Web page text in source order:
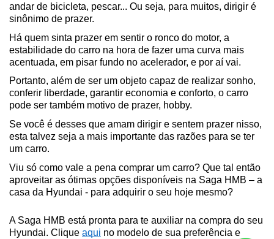
andar de bicicleta, pescar... Ou seja, para muitos, dirigir é
sinônimo de prazer.
Há quem sinta prazer em sentir o ronco do motor, a
estabilidade do carro na hora de fazer uma curva mais
acentuada, em pisar fundo no acelerador, e por aí vai.
Portanto, além de ser um objeto capaz de realizar sonho,
conferir liberdade, garantir economia e conforto, o carro
pode ser também motivo de prazer, hobby.
Se você é desses que amam dirigir e sentem prazer nisso,
esta talvez seja a mais importante das razões para se ter
um carro.
Viu só como vale a pena comprar um carro? Que tal então
aproveitar as ótimas opções disponíveis na Saga HMB – a
casa da Hyundai - para adquirir o seu hoje mesmo?
A Saga HMB está pronta para te auxiliar na compra do seu
Hyundai. Clique aqui no modelo de sua preferência e